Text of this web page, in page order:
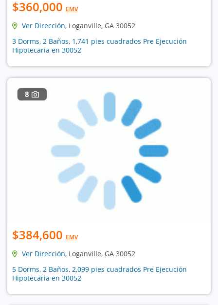
$360,000 EMV
Ver Dirección, Loganville, GA 30052
3 Dorms, 2 Baños, 1,741 pies cuadrados Pre Ejecución
Hipotecaria en 30052
8
$384,600 EMV
Ver Dirección, Loganville, GA 30052
5 Dorms, 2 Baños, 2,099 pies cuadrados Pre Ejecución
Hipotecaria en 30052